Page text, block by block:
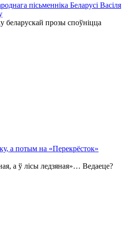
пісьменніка Беларусі Васіля
беларускай прозы споўніцца
а потым на «Перекрёсток»
а ў лісы ледзяная»… Ведаеце?